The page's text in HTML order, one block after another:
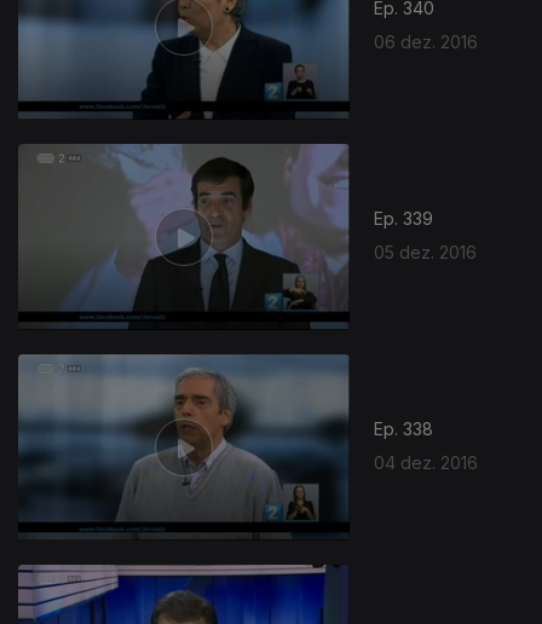
Ep. 340
06 dez. 2016
Ep. 339
05 dez. 2016
Ep. 338
04 dez. 2016